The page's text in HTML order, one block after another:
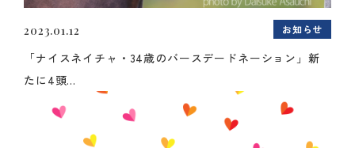
2023.01.12 お知らせ
「ナイスネイチャ・34歳のバースデードネーション」新
たに4頭...